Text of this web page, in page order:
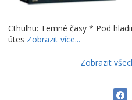
Cthulhu: Temné časy * Pod
útes Zobrazit více...
Zobrazit